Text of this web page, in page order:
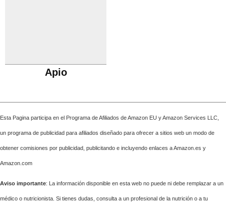
Apio
Esta Pagina participa en el Programa de Afiliados de Amazon EU y Amazon Services LLC,
un programa de publicidad para afiliados diseñado para ofrecer a sitios web un modo de
obtener comisiones por publicidad, publicitando e incluyendo enlaces a Amazon.es y
Amazon.com
Aviso importante: La información disponible en esta web no puede ni debe remplazar a un
médico o nutricionista. Si tienes dudas, consulta a un profesional de la nutrición o a tu